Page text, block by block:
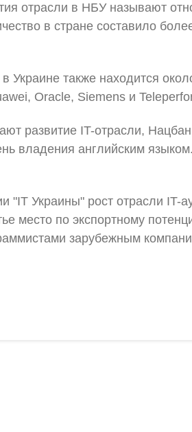
отрасли в НБУ называют
в стране составило
Украине также находится
Oracle, Siemens и
развитие IT-отрасли,
владения английским языком.
Украины" рост отрасли IT-
место по экспортному
зарубежным